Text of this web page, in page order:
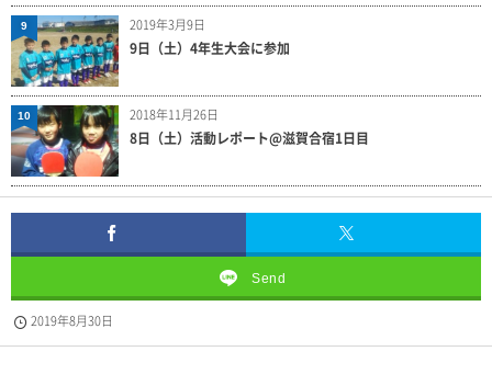
2019年3月9日
9日（土）4年生大会に参加
9
2018年11月26日
8日（土）活動レポート@滋賀合宿1日目
10
Send
2019年8月30日